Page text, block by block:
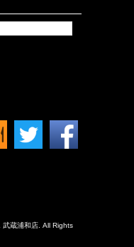
武蔵浦和店. All Rights